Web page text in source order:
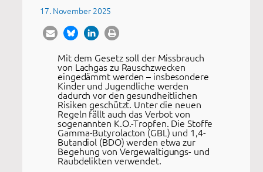
17. November 2025
Mit dem Gesetz soll der Missbrauch
von Lachgas zu Rauschzwecken
eingedämmt werden – insbesondere
Kinder und Jugendliche werden
dadurch vor den gesundheitlichen
Risiken geschützt. Unter die neuen
Regeln fällt auch das Verbot von
sogenannten K.O.-Tropfen. Die Stoffe
Gamma-Butyrolacton (GBL) und 1,4-
Butandiol (BDO) werden etwa zur
Begehung von Vergewaltigungs- und
Raubdelikten verwendet.